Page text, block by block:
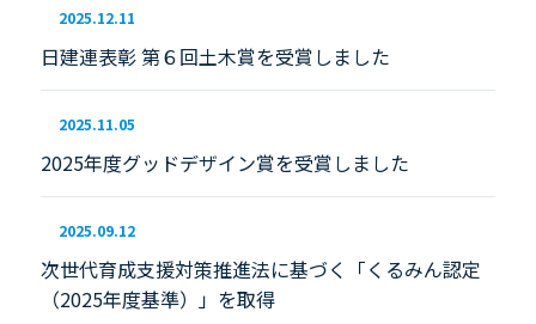
2025.12.11
日建連表彰 第６回土木賞を受賞しました
2025.11.05
2025年度グッドデザイン賞を受賞しました
2025.09.12
次世代育成支援対策推進法に基づく「くるみん認定
（2025年度基準）」を取得